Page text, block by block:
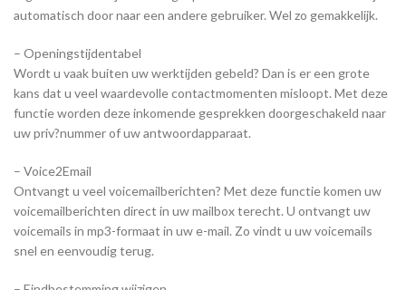
automatisch door naar een andere gebruiker. Wel zo gemakkelijk.
– Openingstijdentabel
Wordt u vaak buiten uw werktijden gebeld? Dan is er een grote
kans dat u veel waardevolle contactmomenten misloopt. Met deze
functie worden deze inkomende gesprekken doorgeschakeld naar
uw priv?nummer of uw antwoordapparaat.
– Voice2Email
Ontvangt u veel voicemailberichten? Met deze functie komen uw
voicemailberichten direct in uw mailbox terecht. U ontvangt uw
voicemails in mp3-formaat in uw e-mail. Zo vindt u uw voicemails
snel en eenvoudig terug.